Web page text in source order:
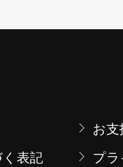
お
表記
プ